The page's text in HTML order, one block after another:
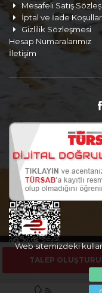
Mesafeli Satış
İptal ve İade
Gizlilik Sözleşmesi
Hesap Numaralarımız
İletişim
Web sitemizdeki
TALEP